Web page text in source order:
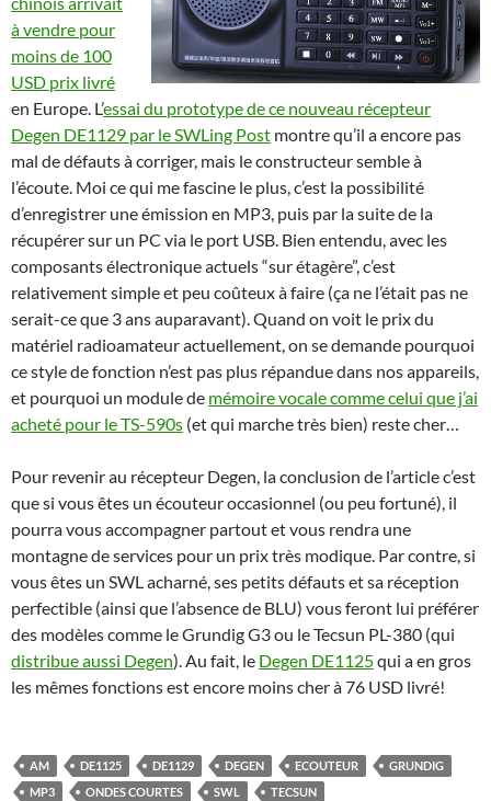
à vendre pour
moins de 100
USD prix livré
en Europe. L’essai du prototype de ce nouveau récepteur
Degen DE1129 par le SWLing Post montre qu’il a encore pas
mal de défauts à corriger, mais le constructeur semble à
l’écoute. Moi ce qui me fascine le plus, c’est la possibilité
d’enregistrer une émission en MP3, puis par la suite de la
récupérer sur un PC via le port USB. Bien entendu, avec les
composants électronique actuels “sur étagère”, c’est
relativement simple et peu coûteux à faire (ça ne l’était pas ne
serait-ce que 3 ans auparavant). Quand on voit le prix du
matériel radioamateur actuellement, on se demande pourquoi
ce style de fonction n’est pas plus répandue dans nos appareils,
et pourquoi un module de mémoire vocale comme celui que j’ai
acheté pour le TS-590s (et qui marche très bien) reste cher…
Pour revenir au récepteur Degen, la conclusion de l’article c’est
que si vous êtes un écouteur occasionnel (ou peu fortuné), il
pourra vous accompagner partout et vous rendra une
montagne de services pour un prix très modique. Par contre, si
vous êtes un SWL acharné, ses petits défauts et sa réception
perfectible (ainsi que l’absence de BLU) vous feront lui préférer
des modèles comme le Grundig G3 ou le Tecsun PL-380 (qui
distribue aussi Degen). Au fait, le Degen DE1125qui a en gros
les mêmes fonctions est encore moins cher à 76 USD livré!
AM DE1125 DE1129 DEGEN ECOUTEUR
GRUNDIG
MP3
ONDES COURTES SWL TECSUN